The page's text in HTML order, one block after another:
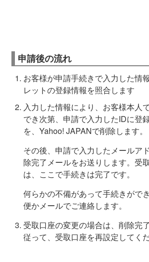
申請後の流れ
お客様が申請手続きで入力した情
レットの登録情報を照合します
入力した情報により、お客様本人
でき次第、申請で入力したIDに登
を、Yahoo! JAPANで削除します。
その後、申請で入力したメールア
除完了メールをお送りします。受
は、ここで手続きは完了です。
何らかの不備があって手続きがで
便かメールでご連絡します。
受取口座の変更の場合は、削除完
従って、受取口座を再設定してくだ